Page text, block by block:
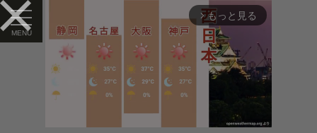
arrow_forward_ios もっと見る